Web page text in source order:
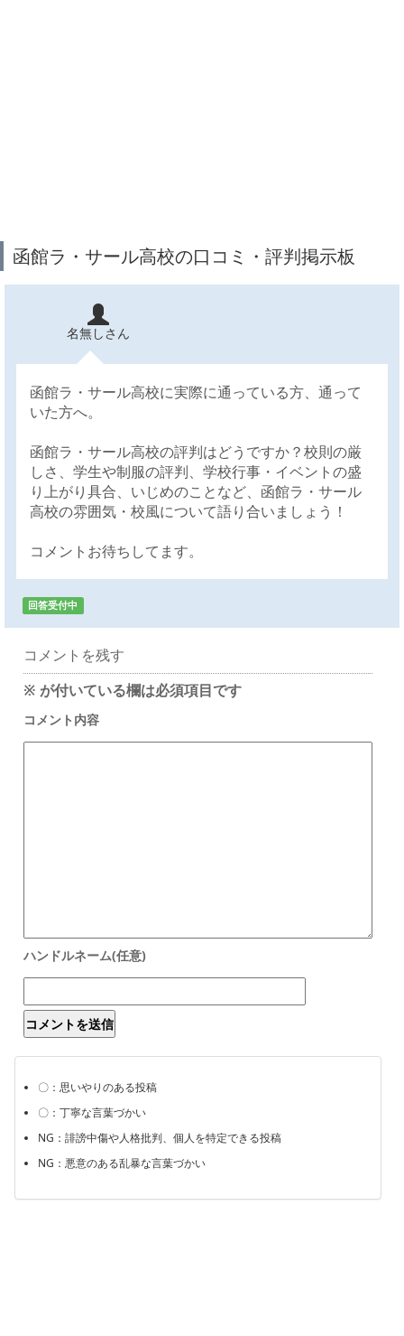
函館ラ・サール高校の口コミ・評判掲示板
名無しさん
函館ラ・サール高校に実際に通っている方、通って
いた方へ。
函館ラ・サール高校の評判はどうですか？校則の厳
しさ、学生や制服の評判、学校行事・イベントの盛
り上がり具合、いじめのことなど、函館ラ・サール
高校の雰囲気・校風について語り合いましょう！
コメントお待ちしてます。
回答受付中
コメントを残す
※ が付いている欄は必須項目です
〇：思いやりのある投稿
〇：丁寧な言葉づかい
NG：誹謗中傷や人格批判、個人を特定できる投稿
NG：悪意のある乱暴な言葉づかい